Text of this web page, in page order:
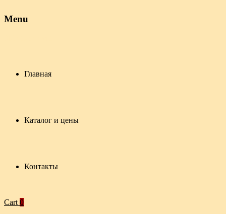
Menu
Главная
Каталог и цены
Контакты
Cart 0